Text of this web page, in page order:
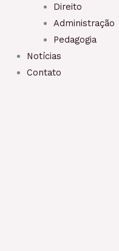
Direito
Administração
Pedagogia
Notícias
Contato